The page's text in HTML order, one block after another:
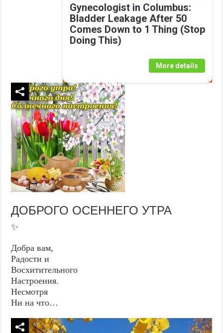
Gynecologist in Columbus:
Bladder Leakage After 50
Comes Down to 1 Thing (Stop
Doing This)
More details
ДОБРОГО ОСЕННЕГО УТРА
✨
Добра вам,
Радости и
Восхитительного
Настроения.
Несмотря
Ни на что…